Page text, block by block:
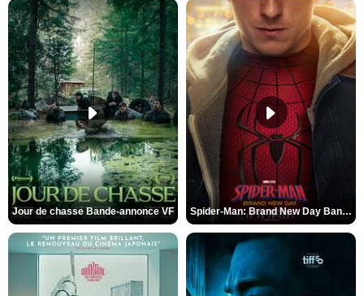
Jour de chasse Bande-annonce VF Spider-Man: Brand New Day Bande-annonce (3) VO STFR